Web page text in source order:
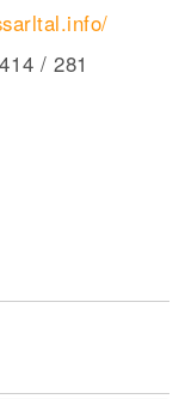
/ 281